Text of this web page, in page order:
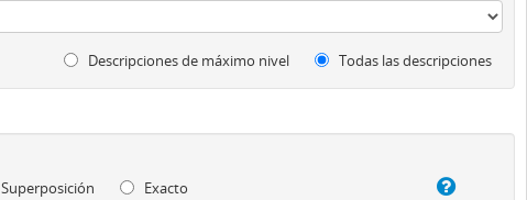
Descripciones de máximo nivel Todas las descripciones
Superposición
Exacto